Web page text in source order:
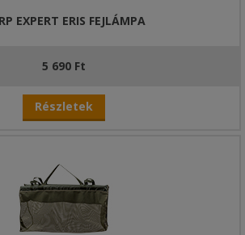
EXPERT ERIS FEJLÁMPA
5 690 Ft
Részletek